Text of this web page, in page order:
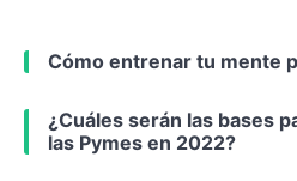
Cómo entrenar tu mente
¿Cuáles serán las bases
las Pymes en 2022?